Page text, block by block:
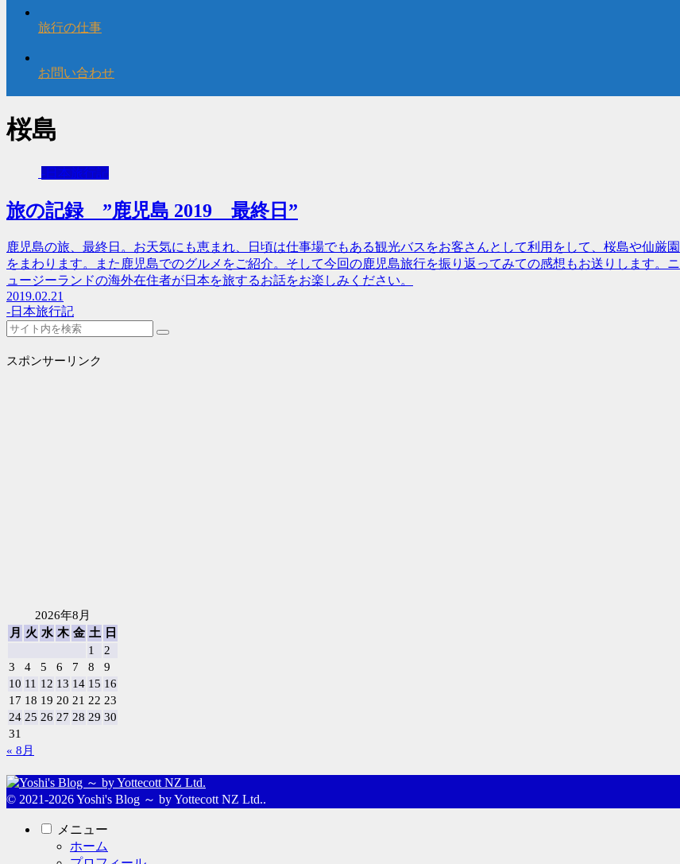
旅行の仕事
お問い合わせ
桜島
-日本旅行記
旅の記録 ”鹿児島 2019 最終日”
鹿児島の旅、最終日。お天気にも恵まれ、日頃は仕事場でもある観光バスをお客さんとして利用をして、桜島や仙厳園
をまわります。また鹿児島でのグルメをご紹介。そして今回の鹿児島旅行を振り返ってみての感想もお送りします。ニ
ュージーランドの海外在住者が日本を旅するお話をお楽しみください。
2019.02.21
-日本旅行記
スポンサーリンク
2026年8月
月
火 水 木 金 土
日
1
2
3
4 5 6 7 8
9
10 11 12 13 14 15 16
17 18 19 20 21 22 23
24 25 26 27 28 29 30
31
« 8月
© 2021-2026 Yoshi's Blog ～ by Yottecott NZ Ltd..
メニュー
ホーム